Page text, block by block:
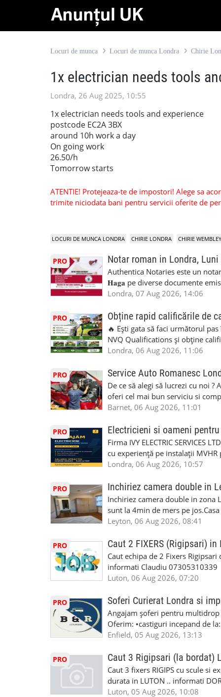
Locuri de munca Locuri de munca Londra Chirie
1x electrician needs tools
Londra, 26 Aug 2025, 10:55
1x electrician needs tools and experience
postcode EC2A 3BX
around 10h work a day
On going work
26.50/h
Tomorrow starts
ATENTIE! Protejeaza-te de impostori! Alege sa
trimite niciodata bani pentru servicii oferite de
LOCURI DE MUNCA LONDRA CHIRIE LONDRA CHIRIE WEMBLEY
PRO Notar roman in Londra, Luni
Authentica Notaries este un
𝐇𝐚𝐠𝐚 pe diverse documente
căsătorie) ♦ 𝐩𝐫𝐨𝐜𝐮𝐫𝐢 ♦
împrumut în România) ♦ 𝐭𝐫𝐚𝐝𝐮𝐜𝐞𝐫𝐢
judiciar din România ♦Certificat
Identificari (ex.ID1) Legal, fără
sâmbăta 🕒 Program: • Luni -
Telefon/WhatsApp: 0792 831
#declaratiidecalatorie
Londra, 07 Aug 2026, 14:06
PRO Obține rapid calificările de
🔥 Ești gata să faci următorul
NVQ Qualifications și obține
Calificări recunoscute în UK ✅
competențele 👷 Indiferent dacă
oficială, noi te ajutăm să alegi
complicații. 💥 Suport real de la
noi oportunități de muncă și de
6RR 🚀 CSCS Colindale – GQA
te astăzi. Construiește-ți viitorul
Londra, 06 Aug 2026, 11:06
PRO Service Auto Romanesc
De ce să alegi să lucrezi cu noi
oferi cel mai bun serviciu si
alegerea ideală: Personal
Auto. Indiferent de situație,
repara in scurt timp si eficient
garaj auto care ofera orice tip de
Lucram cu Toate Garantiile si
iTP/MOT Masini Mici si Vanuri
Accident Management, Preluam
Masina la Schimb. ✅ Distributii
Geometrie Profesionala Roti
Explicatii. ✅ Suntem foarte buni
Reparam orice tip de masina
Masina de Drum Lung. ✅
Detailing Auto Interior/Exterior.
WhatsApp Text https://wa.link/
6HB
#AtelierAutoLondra
#RomanianGarageRepair
#RomanianMechanic
#MecaniciProfesionistiLondra
#mecanicmoldoveanlondra
Barnet, 06 Aug 2026, 11:01
PRO Electricieni si oameni
Firma IVY ELECTRIC SERVICES
cu experiență pe instalații
obligatorii: 🔹 Full PPE
lucru constant ✅ Echipă
detalii și programare, trimiteți
Londra, 06 Aug 2026, 10:57
PRO Inchiriez camera double in
Inchiriez camera double in zona
sunt la 4min de mers pe
incluse.Cautam o persoana sau
seriozitate.Multumesc anticipat.
Leyton, 06 Aug 2026, 08:41
PRO Caut 2 FIXERS (Rigipsari) in
Caut echipa de 2 Fixers
informati Claudiu 07305310339
Luton, 06 Aug 2026, 07:20
PRO Soferi Curierat Londra si
Angajam șoferi pentru
Oferim: •castiguri incepand de
pentru cei platitori de VAT si
status obligatoriu •varsta
compania aplica pentru
•oferim: - training platit (3 zile-
nedeterminata. -full time/ part-
Enfield, 05 Aug 2026, 13:13
PRO Caut 3 Rigipsari (la bordat)
Caut 3 fixers RIGIPS cu scule si
durata in LUTON .. informati
Luton, 05 Aug 2026, 10:08